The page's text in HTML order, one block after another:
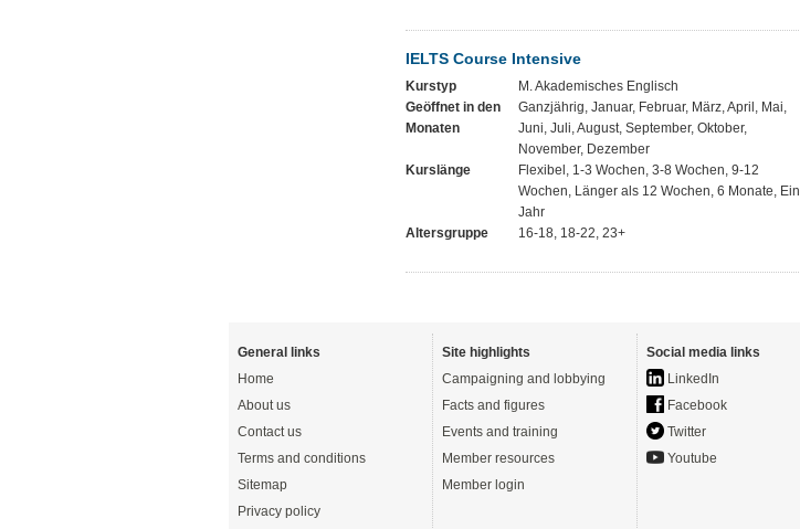
IELTS Course Intensive
Kurstyp
M. Akademisches Englisch
Geöffnet in den
Monaten
Ganzjährig, Januar, Februar, März, April, Mai,
Juni, Juli, August, September, Oktober,
November, Dezember
Kurslänge
Flexibel, 1-3 Wochen, 3-8 Wochen, 9-12
Wochen, Länger als 12 Wochen, 6 Monate, Ein
Jahr
Altersgruppe
16-18, 18-22, 23+
General links
Home
About us
Contact us
Terms and conditions
Sitemap
Privacy policy
Site highlights
Campaigning and lobbying
Facts and figures
Events and training
Member resources
Member login
Social media links
LinkedIn
Facebook
Twitter
Youtube